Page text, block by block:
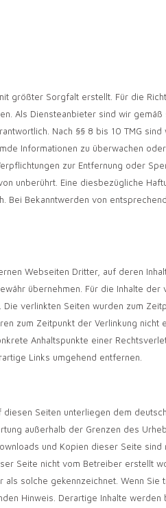
größter Sorgfalt erstellt. Für die
Als Diensteanbieter sind wir
Nach §§ 8 bis 10 TMG
Informationen zu überwachen
zur Entfernung oder
unberührt. Eine diesbezügliche
Bei Bekanntwerden von
Webseiten Dritter, auf deren
übernehmen. Für die Inhalte
verlinkten Seiten wurden zum
zum Zeitpunkt der Verlinkung nicht
Anhaltspunkte einer
Links umgehend entfernen.
Seiten unterliegen dem
außerhalb der Grenzen des
und Kopien dieser Seite
Seite nicht vom Betreiber erstellt
solche gekennzeichnet. Wenn
Hinweis. Derartige Inhalte werden